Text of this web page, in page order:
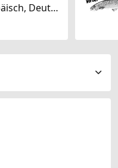
Italienisch, Europäisch, Deutsch, Amerikanisch